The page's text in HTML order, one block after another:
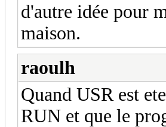
d'autre idée pour
maison.
raoulh
Quand USR est
RUN et que le